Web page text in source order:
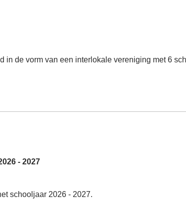
de vorm van een interlokale vereniging met 6
- 2027
schooljaar 2026 - 2027.